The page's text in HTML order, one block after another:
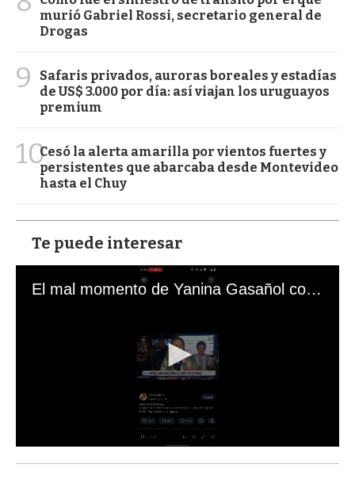
murió Gabriel Rossi, secretario general de
Drogas
9
Safaris privados, auroras boreales y estadías
de US$ 3.000 por día: así viajan los uruguayos
premium
10Cesó la alerta amarilla por vientos fuertes y
persistentes que abarcaba desde Montevideo
hasta el Chuy
Te puede interesar
El mal momento de Yanina Gasañol con un hincha argentino en "Subrayado"
s